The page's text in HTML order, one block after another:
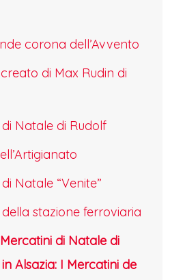
ammirando le case a
canali, che durante il
sono decorati con
festivi.
I SUOI MERCATINI
lungo i canali nel
“Petite Venise”, una
pittoresche di Colmar,
corona dell’Avvento
di Max Rudin di
Natale di Rudolf
Natale “Venite”
stazione ferroviaria
di Natale di
Alsazia: I Mercatini de